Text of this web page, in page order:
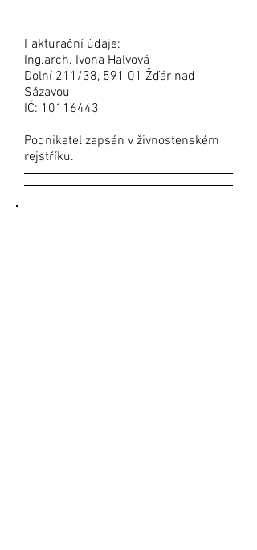
Fakturační údaje:
Ing.arch. Ivona Halvová
Dolní 211/38, 591 01 Žďár nad
Sázavou
IČ: 10116443
Podnikatel zapsán v živnostenském
rejstříku.